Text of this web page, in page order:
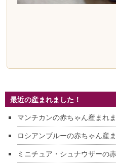
最近の産まれました！
マンチカンの赤ちゃん産まれ
ロシアンブルーの赤ちゃん産
ミニチュア・シュナウザーの